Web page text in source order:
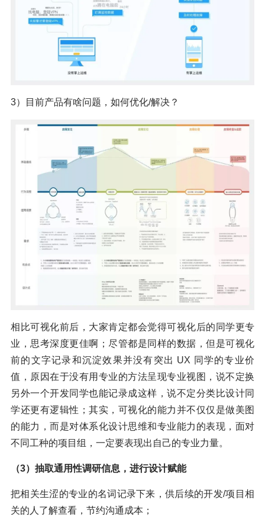
3）目前产品有啥问题，如何优化/解决？
相比可视化前后，大家肯定都会觉得可视化后的同学更专
业，思考深度更佳啊；尽管都是同样的数据，但是可视化
前的文字记录和沉淀效果并没有突出 UX 同学的专业价
值，原因在于没有用专业的方法呈现专业视图，说不定换
另外一个开发同学也能记录成这样，说不定分类比设计同
学还更有逻辑性；其实，可视化的能力并不仅仅是做美图
的能力，而是对体系化设计思维和专业能力的表现，面对
不同工种的项目组，一定要表现出自己的专业力量。
（3）抽取通用性调研信息，进行设计赋能
把相关生涩的专业的名词记录下来，供后续的开发/项目相
关的人了解查看，节约沟通成本；